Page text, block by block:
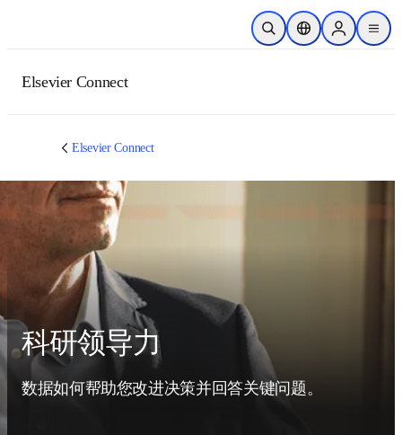
跳转到主内容
开放搜索位置选择器Sign in to
menu
Elsevier Connect
Elsevier Connect
科研领导力
数据如何帮助您改进决策并回答关键问题。